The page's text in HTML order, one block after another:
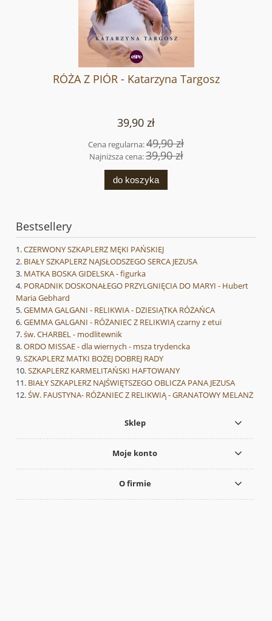
RÓŻA Z PIÓR - Katarzyna Targosz
39,90 zł
Cena regularna:49,90 zł
Najniższa cena:39,90 zł
do koszyka
Bestsellery
CZERWONY SZKAPLERZ MĘKI PAŃSKIEJ
BIAŁY SZKAPLERZ NAJSŁODSZEGO SERCA JEZUSA
MATKA BOSKA GIDELSKA - figurka
PORADNIK DOSKONAŁEGO PRZYLGNIĘCIA DO MARYI - Hubert
Maria Gebhard
GEMMA GALGANI - RELIKWIA - DZIESIĄTKA RÓŻAŃCA
GEMMA GALGANI - RÓŻANIEC Z RELIKWIĄ czarny z etui
św. CHARBEL - modlitewnik
ORDO MISSAE - dla wiernych - msza trydencka
SZKAPLERZ MATKI BOŻEJ DOBREJ RADY
SZKAPLERZ KARMELITAŃSKI HAFTOWANY
BIAŁY SZKAPLERZ NAJŚWIĘTSZEGO OBLICZA PANA JEZUSA
ŚW. FAUSTYNA- RÓŻANIEC Z RELIKWIĄ - GRANATOWY MELANŻ
Sklep
Moje konto
O firmie